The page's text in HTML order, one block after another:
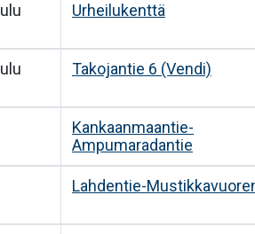
Urheilukenttä
Takojantie 6 (Vendi)
Kankaanmaantie-
Ampumaradantie
Lahdentie-